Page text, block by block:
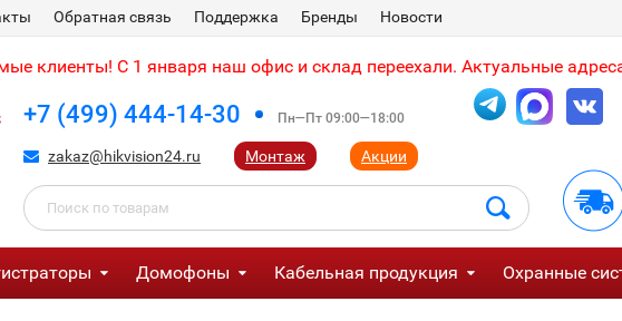
Обратная связь Поддержка Бренды Новости
клиенты! С 1 января наш офис и склад переехали. Актуальные
+7 (499) 444-14-30 Пн—Пт 09:00—18:00
zakaz@hikvision24.ru Монтаж Акции
Домофоны Кабельная продукция Охранные